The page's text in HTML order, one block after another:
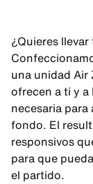
¿Quieres
una unidad Air
ofrecen a ti y
necesaria para
fondo. El
responsivos
para que
el partido.